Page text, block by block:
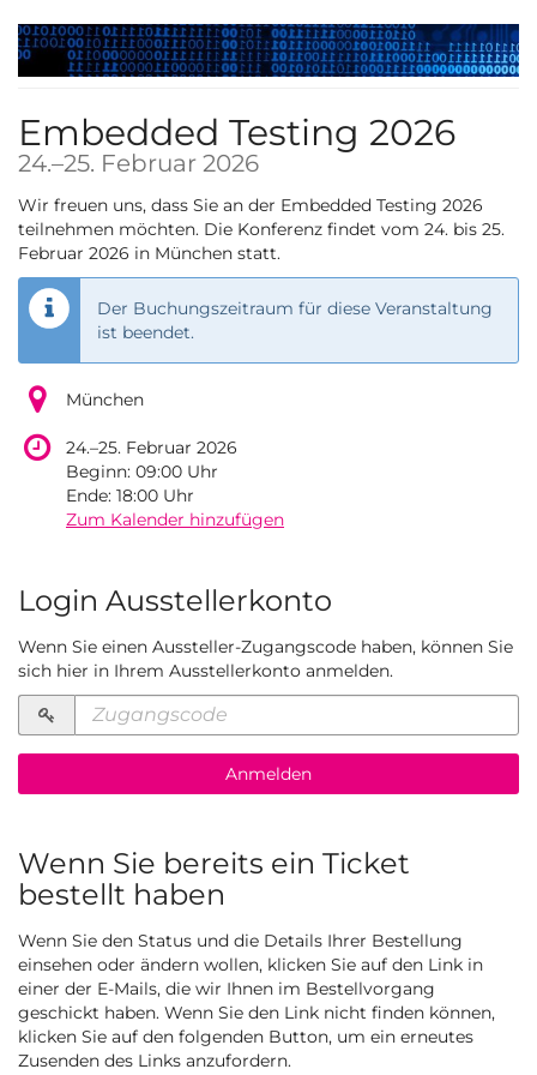
Zum
Haupt-
Embedded Testing 2026
24.–bis
25. Februar 2026
Wir freuen uns, dass Sie an der Embedded Testing 2026
teilnehmen möchten. Die Konferenz findet vom 24. bis 25.
Februar 2026 in München statt.
Der Buchungszeitraum für diese Veranstaltung
ist beendet.
München
24.–bis
25. Februar 2026
Beginn: 09:00 Uhr
Ende: 18:00 Uhr
Zum Kalender hinzufügen
Login Ausstellerkonto
Wenn Sie einen Aussteller-Zugangscode haben, können Sie
sich hier in Ihrem Ausstellerkonto anmelden.
Zugangscode
erforderlich
Anmelden
Wenn Sie bereits ein Ticket
bestellt haben
Wenn Sie den Status und die Details Ihrer Bestellung
einsehen oder ändern wollen, klicken Sie auf den Link in
einer der E-Mails, die wir Ihnen im Bestellvorgang
geschickt haben. Wenn Sie den Link nicht finden können,
klicken Sie auf den folgenden Button, um ein erneutes
Zusenden des Links anzufordern.